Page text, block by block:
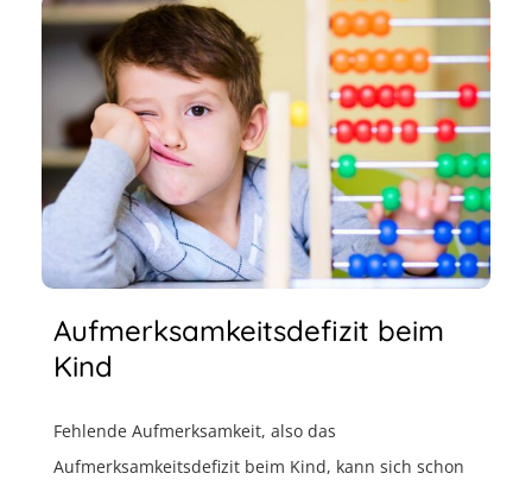
Aufmerksamkeitsdefizit beim
Kind
Fehlende Aufmerksamkeit, also das
Aufmerksamkeitsdefizit beim Kind, kann sich schon